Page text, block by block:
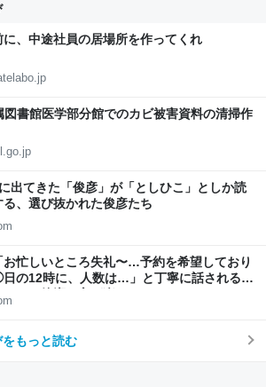
に、中途社員の居場所を作ってくれ
書館医学部分館でのカビ被害資料の清掃作
出てきた「俊彦」が「としひこ」としか読
、選び抜かれた俊彦たち
忙しいところ失礼〜…予約を希望しており
の12時に、人数は…」と丁寧に話されるよ
っと簡潔な方が楽なんだよな
もっと読む